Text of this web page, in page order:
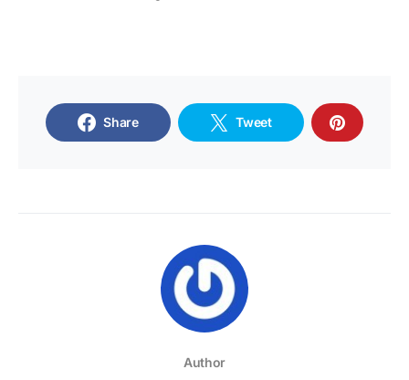
Share Tweet
Author